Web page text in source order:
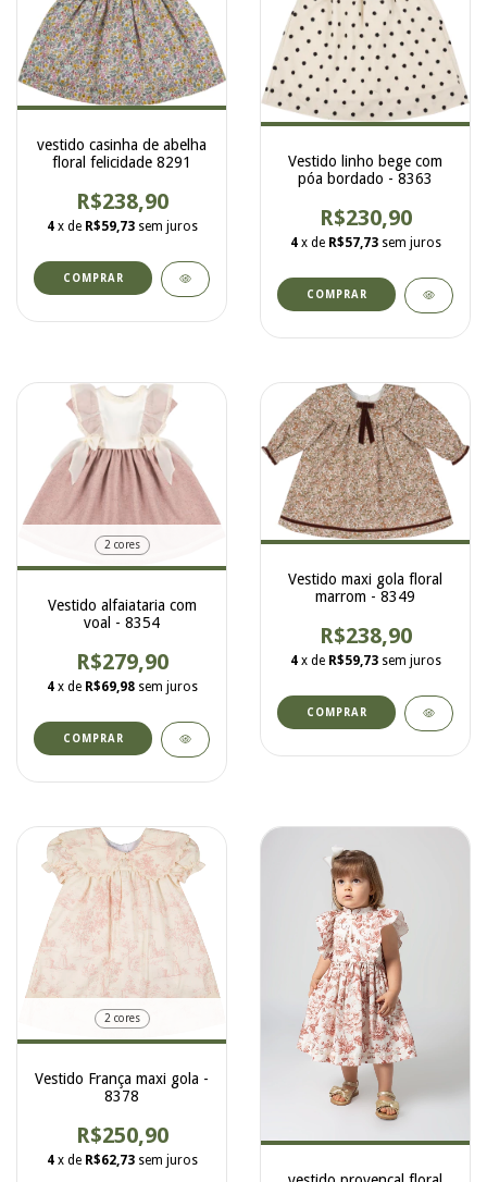
vestido casinha de abelha
floral felicidade 8291
R$238,90
4 x de R$59,73 sem juros
COMPRAR
Vestido linho bege com
póa bordado - 8363
R$230,90
4 x de R$57,73 sem juros
COMPRAR
2 cores
Vestido alfaiataria com
voal - 8354
R$279,90
4 x de R$69,98 sem juros
COMPRAR
Vestido maxi gola floral
marrom - 8349
R$238,90
4 x de R$59,73 sem juros
COMPRAR
2 cores
Vestido França maxi gola -
8378
R$250,90
4 x de R$62,73 sem juros